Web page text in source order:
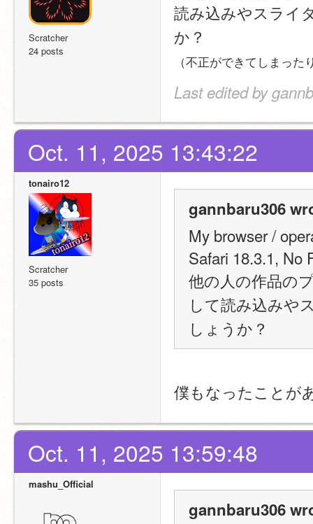
Scratcher
24 posts
読み込みやスライ
か？
（不正ができてしまっ
Last edited by
Oct. 11, 2025 13:43:22
tonairo12
Scratcher
35 posts
gannbaru306
My browser /
Safari 18.3.1, No
他の人の作品の
して読み込みや
しょうか？
僕もなったことが
Oct. 11, 2025 13:59:48
mashu_Official
gannbaru306